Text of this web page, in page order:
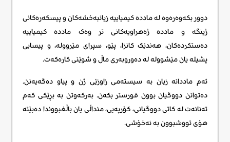
دوور بکەوەرەوە لە ماددە کیمیاییە زیانبەخشەکان و پیسکەرەکانی
ژینگە و ماددە ژەهراویەکانی تر وەک ماددە کیمیاییە
دەستکردەکان، هەندێک کانزا، پێو، سپرای مێروولە، و پیسایی
پشیلە یان مێشوولە لە دەوروبەری ماڵ و شوێنی کارەکەت.
ئەم ماددانە زیان بە سیستەمی زاوزێی ژن و پیاو دەگەیەنن.
دەتوانن دووگیان بوون قورستر بکەن. بەرکەوتن بە بڕێکی کەم
تەنانەت لە کاتی دووگیانی، کۆرپەیی، منداڵی یان باڵغبووندا دەبێتە
هۆی تووشبوون بە نەخۆشی.